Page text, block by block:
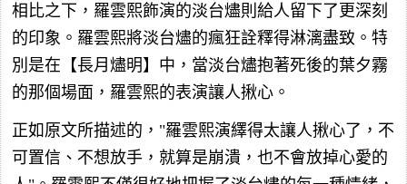
相比之下，羅雲熙飾演的淡台燼則給人留下了更深刻
的印象。羅雲熙將淡台燼的瘋狂詮釋得淋漓盡致。特
別是在【長月燼明】中，當淡台燼抱著死後的葉夕霧
的那個場面，羅雲熙的表演讓人揪心。
正如原文所描述的，"羅雲熙演繹得太讓人揪心了，不
可置信、不想放手，就算是崩潰，也不會放掉心愛的